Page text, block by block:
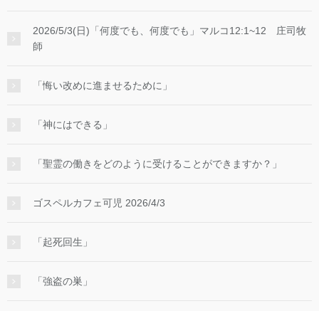
2026/5/3(日)「何度でも、何度でも」マルコ12:1~12 庄司牧
師
「悔い改めに進ませるために」
「神にはできる」
「聖霊の働きをどのように受けることができますか？」
ゴスペルカフェ可児 2026/4/3
「起死回生」
「強盗の巣」